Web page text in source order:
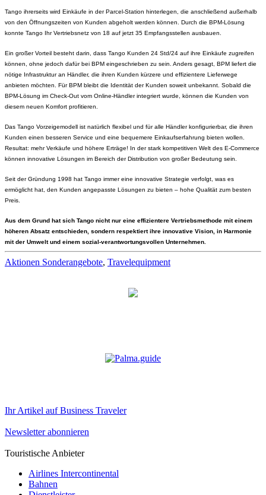
Tango ihrerseits wird Einkäufe in der Parcel-Station hinterlegen, die anschließend außerhalb
von den Öffnungszeiten von Kunden abgeholt werden können. Durch die BPM-Lösung
konnte Tango Ihr Vertriebsnetz von 18 auf jetzt 35 Empfangsstellen ausbauen.
Ein großer Vorteil besteht darin, dass Tango Kunden 24 Std/24 auf ihre Einkäufe zugreifen
können, ohne jedoch dafür bei BPM eingeschrieben zu sein. Anders gesagt, BPM liefert die
nötige Infrastruktur an Händler, die ihren Kunden kürzere und effizientere Lieferwege
anbieten möchten. Für BPM bleibt die Identität der Kunden soweit unbekannt. Sobald die
BPM-Lösung im Check-Out vom Online-Händler integriert wurde, können die Kunden von
diesem neuen Komfort profitieren.
Das Tango Vorzeigemodell ist natürlich flexibel und für alle Händler konfigurierbar, die ihren
Kunden einen besseren Service und eine bequemere Einkaufserfahrung bieten wollen.
Resultat: mehr Verkäufe und höhere Erträge! In der stark kompetitiven Welt des E-Commerce
können innovative Lösungen im Bereich der Distribution von großer Bedeutung sein.
Seit der Gründung 1998 hat Tango immer eine innovative Strategie verfolgt, was es
ermöglicht hat, den Kunden angepasste Lösungen zu bieten – hohe Qualität zum besten
Preis.
Aus dem Grund hat sich Tango nicht nur eine effizientere Vertriebsmethode mit einem
höheren Absatz entschieden, sondern respektiert ihre innovative Vision, in Harmonie
mit der Umwelt und einem sozial-verantwortungsvollen Unternehmen.
Aktionen Sonderangebote, Travelequipment
Ihr Artikel auf Business Traveler
Newsletter abonnieren
Touristische Anbieter
Airlines Intercontinental
Bahnen